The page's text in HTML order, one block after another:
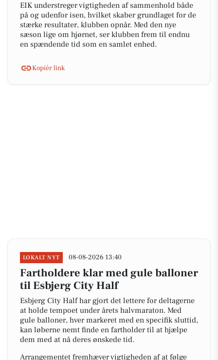
EIK understreger vigtigheden af sammenhold både
på og udenfor isen, hvilket skaber grundlaget for de
stærke resultater, klubben opnår. Med den nye
sæson lige om hjørnet, ser klubben frem til endnu
en spændende tid som en samlet enhed.
Kopiér link
LOKALT NYT 08-08-2026 13:40
Fartholdere klar med gule balloner
til Esbjerg City Half
Esbjerg City Half har gjort det lettere for deltagerne
at holde tempoet under årets halvmaraton. Med
gule balloner, hver markeret med en specifik sluttid,
kan løberne nemt finde en fartholder til at hjælpe
dem med at nå deres ønskede tid.
Arrangementet fremhæver vigtigheden af at følge